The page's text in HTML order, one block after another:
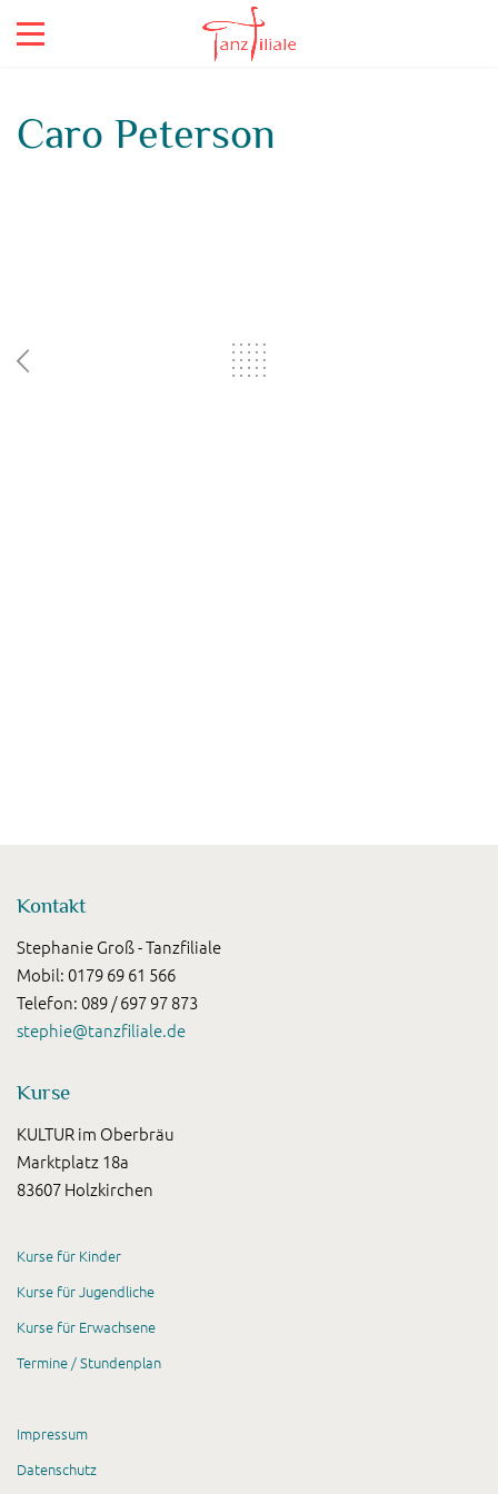
Caro Peterson
Kontakt
Stephanie Groß - Tanzfiliale
Mobil: 0179 69 61 566
Telefon: 089 / 697 97 873
stephie@tanzfiliale.de
Kurse
KULTUR im Oberbräu
Marktplatz 18a
83607 Holzkirchen
Kurse für Kinder
Kurse für Jugendliche
Kurse für Erwachsene
Termine / Stundenplan
Impressum
Datenschutz